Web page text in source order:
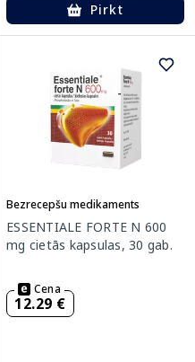
Pirkt
Bezrecepšu medikaments
ESSENTIALE FORTE N 600
mg cietās kapsulas, 30 gab.
Cena
12.29 €